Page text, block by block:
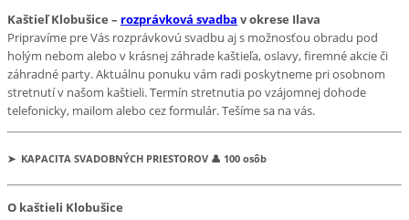
Kaštieľ Klobušice – rozprávková svadba v okrese Ilava
Pripravíme pre Vás rozprávkovú svadbu aj s možnosťou obradu pod
holým nebom alebo v krásnej záhrade kaštieľa, oslavy, firemné akcie či
záhradné party. Aktuálnu ponuku vám radi poskytneme pri osobnom
stretnutí v našom kaštieli. Termín stretnutia po vzájomnej dohode
telefonicky, mailom alebo cez formulár. Tešíme sa na vás.
➤ KAPACITA SVADOBNÝCH PRIESTOROV 👤 100 osôb
O kaštieli Klobušice